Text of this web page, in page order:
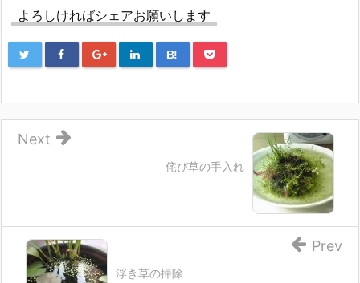
よろしければシェアお願いします
B!
侘び草の手入れ
Next
浮き草の掃除
Prev